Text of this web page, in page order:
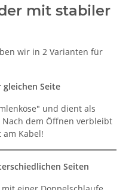
mit stabiler
wir in 2 Varianten für
gleichen Seite
und dient als
dem Öffnen verbleibt
Kabel!
Seiten